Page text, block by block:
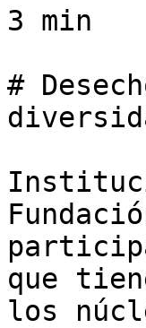
3 min
#
que
los